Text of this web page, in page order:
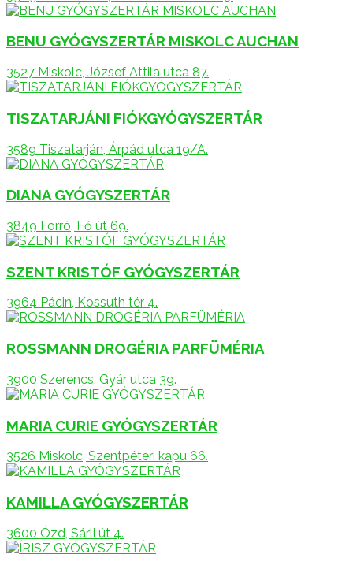
BENU GYÓGYSZERTÁR MISKOLC AUCHAN
3527 Miskolc, József Attila utca 87.
TISZATARJÁNI FIÓKGYÓGYSZERTÁR
3589 Tiszatarján, Árpád utca 19/A.
DIANA GYÓGYSZERTÁR
3849 Forró, Fő út 69.
SZENT KRISTÓF GYÓGYSZERTÁR
3964 Pácin, Kossuth tér 4.
ROSSMANN DROGÉRIA PARFÜMÉRIA
3900 Szerencs, Gyár utca 39.
MARIA CURIE GYÓGYSZERTÁR
3526 Miskolc, Szentpéteri kapu 66.
KAMILLA GYÓGYSZERTÁR
3600 Ózd, Sárli út 4.